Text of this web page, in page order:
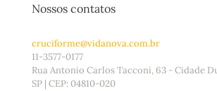
Nossos contatos
cruciforme@vidanova.com.br
11-3577-0177
Rua Antonio Carlos Tacconi, 63 - Cidade
SP | CEP: 04810-020